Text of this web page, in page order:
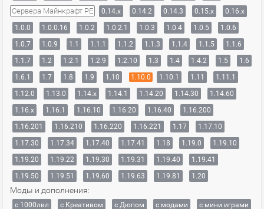
Сервера Майнкрафт PE 0.14.x 0.14.2 0.14.3 0.15.x
0.16.x
1.0.0
1.0.0.16 1.0.2 1.0.2.1 1.0.3 1.0.4 1.0.5
1.0.6
1.0.7
1.0.9 1.1 1.1.1 1.1.2 1.1.3 1.1.4 1.1.5
1.1.6
1.1.7
1.2 1.2.1 1.2.9 1.2.10 1.3 1.4 1.4.2 1.5
1.6
1.6.1
1.7 1.8 1.9 1.10 1.10.0 1.10.1 1.11
1.11.1
1.12.0
1.13.0 1.14.x 1.14.1 1.14.20 1.14.30
1.14.60
1.16.x
1.16.1 1.16.10 1.16.20 1.16.40
1.16.200
1.16.201
1.16.210 1.16.220 1.16.221 1.17
1.17.10
1.17.30
1.17.34 1.17.40 1.17.41 1.18 1.19.0
1.19.10
1.19.20
1.19.22 1.19.30 1.19.31 1.19.40
1.19.41
1.19.50
1.19.51 1.19.60 1.19.63 1.19.81 1.20
Моды и дополнения:
с 1000лвл c Креативом с Дюпом с модами
с мини играми